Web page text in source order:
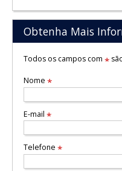
Obtenha Mais
Todos os campos com *
Nome *
E-mail *
Telefone *